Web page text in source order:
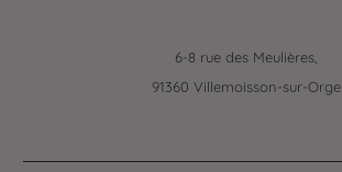
6-8 rue des Meulières,
91360 Villemoisson-sur-Orge